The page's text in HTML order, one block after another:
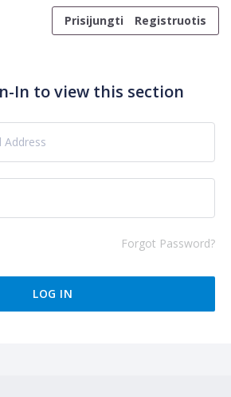
Prisijungti
Registruotis
In to view this section
Forgot Password?